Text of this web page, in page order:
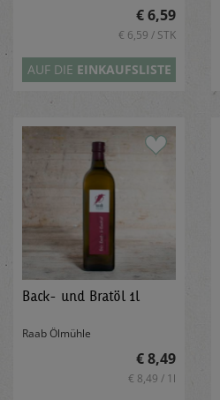
€ 6,59
€ 6,59 / STK
AUF DIE EINKAUFSLISTE
Back- und Bratöl 1l
Raab Ölmühle
€ 8,49
€ 8,49 / 1l